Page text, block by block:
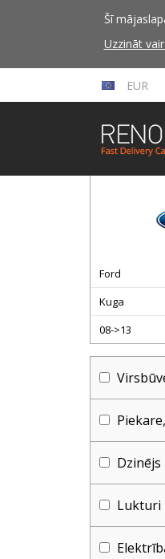
Šī
Uzzināt
EUR
Ford
Kuga
08->13
Dzinējs
Lukturi